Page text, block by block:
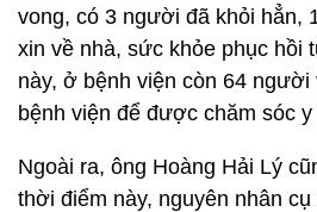
vong, có 3 người đã khỏi hẳn,
xin về nhà, sức khỏe phục hồi
này, ở bệnh viện còn 64 người
bệnh viện để được chăm sóc y
Ngoài ra, ông Hoàng Hải Lý
thời điểm này, nguyên nhân